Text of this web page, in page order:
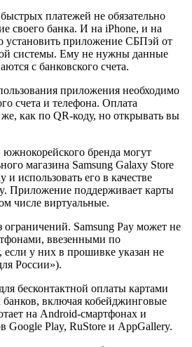
платежей не обязательно
своего банка. И на iPhone, и на
приложение СБПэй от
системы. Ему не нужны данные
с банковского счета.
приложения необходимо
счета и телефона. Оплата
как по QR-коду, но открывать вы
бренда могут
магазина Samsung Galaxy Store
и использовать его в качестве
Приложение поддерживает карты
числе виртуальные.
ограничений. Samsung Pay может не
ввезенными по
если у них в прошивке указан не
России»).
бесконтактной оплаты картами
включая кобейджинговые
на Android-смартфонах и
Google Play, RuStore и AppGallery.